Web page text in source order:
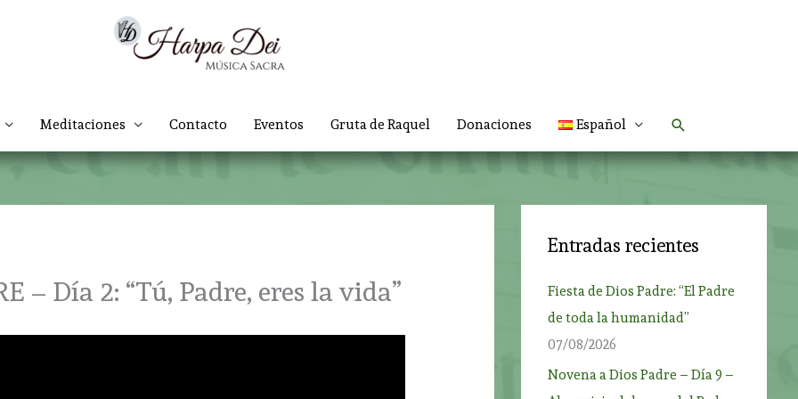
Meditaciones Contacto Eventos Gruta de Raquel Donaciones Español Buscar
– Día 2: “Tú, Padre, eres la vida”
Entradas recientes
Fiesta de Dios Padre: “El Padre
de toda la humanidad”
07/08/2026
Novena a Dios Padre – Día 9 –